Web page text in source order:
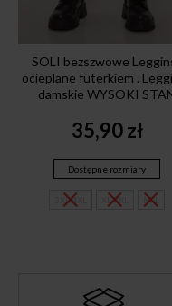
SOLI bezszwowe
ocieplane futerkiem .
damskie WYSOKI
35,90zł
Dostępne rozmiary
3XL-4XL XL-XXL M-L